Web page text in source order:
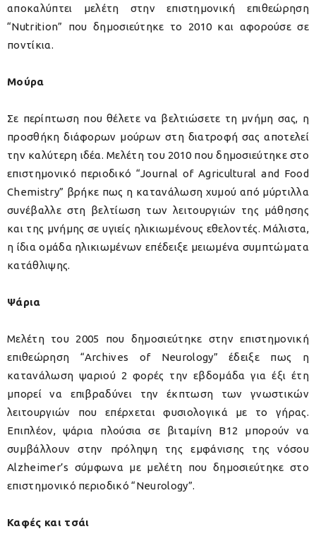
αποκαλύπτει μελέτη στην επιστημονική επιθεώρηση
“Nutrition” που δημοσιεύτηκε το 2010 και αφορούσε σε
ποντίκια.
Μούρα
Σε περίπτωση που θέλετε να βελτιώσετε τη μνήμη σας, η
προσθήκη διάφορων μούρων στη διατροφή σας αποτελεί
την καλύτερη ιδέα. Μελέτη του 2010 που δημοσιεύτηκε στο
επιστημονικό περιοδικό “Journal of Agricultural and Food
Chemistry” βρήκε πως η κατανάλωση χυμού από μύρτιλλα
συνέβαλλε στη βελτίωση των λειτουργιών της μάθησης
και της μνήμης σε υγιείς ηλικιωμένους εθελοντές. Μάλιστα,
η ίδια ομάδα ηλικιωμένων επέδειξε μειωμένα συμπτώματα
κατάθλιψης.
Ψάρια
Μελέτη του 2005 που δημοσιεύτηκε στην επιστημονική
επιθεώρηση “Archives of Neurology” έδειξε πως η
κατανάλωση ψαριού 2 φορές την εβδομάδα για έξι έτη
μπορεί να επιβραδύνει την έκπτωση των γνωστικών
λειτουργιών που επέρχεται φυσιολογικά με το γήρας.
Επιπλέον, ψάρια πλούσια σε βιταμίνη Β12 μπορούν να
συμβάλλουν στην πρόληψη της εμφάνισης της νόσου
Alzheimer’s σύμφωνα με μελέτη που δημοσιεύτηκε στο
επιστημονικό περιοδικό “Neurology”.
Καφές και τσάι